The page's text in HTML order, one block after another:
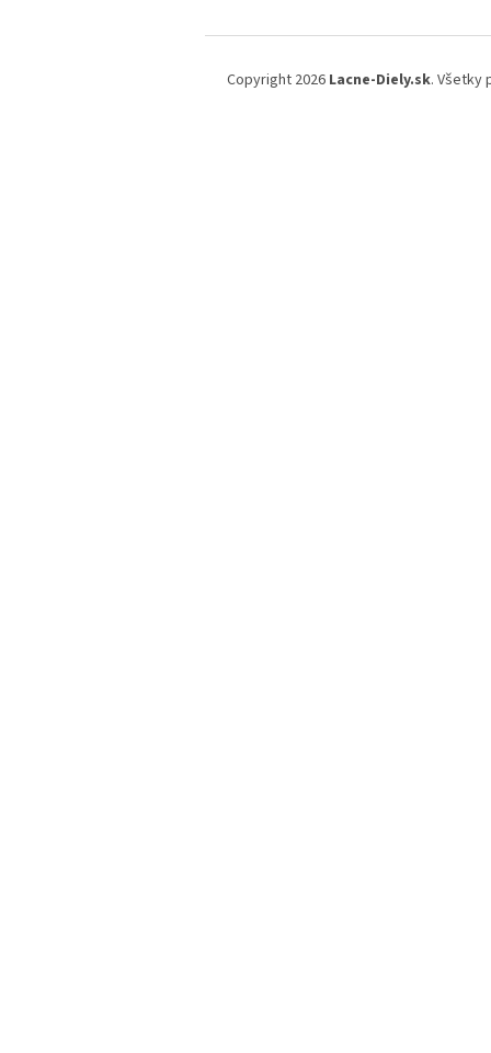
Copyright 2026 Lacne-Diely.sk. Všetky